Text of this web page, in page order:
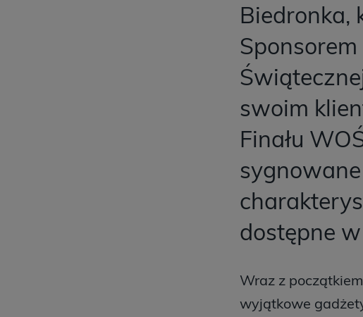
Biedronka,
swoim
Finału
dostępne
Wraz z
wyjątkowe